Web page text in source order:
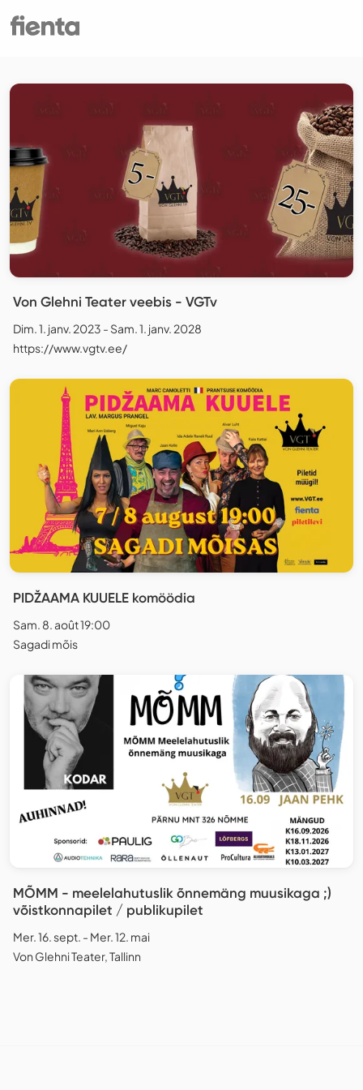
Von Glehni Teater veebis - VGTv
Dim. 1. janv. 2023 - Sam. 1. janv. 2028
https://www.vgtv.ee/
PIDŽAAMA KUUELE komöödia
Sam. 8. août 19:00
Sagadi mõis
MÕMM - meelelahutuslik õnnemäng muusikaga ;)
võistkonnapilet / publikupilet
Mer. 16. sept. - Mer. 12. mai
Von Glehni Teater, Tallinn